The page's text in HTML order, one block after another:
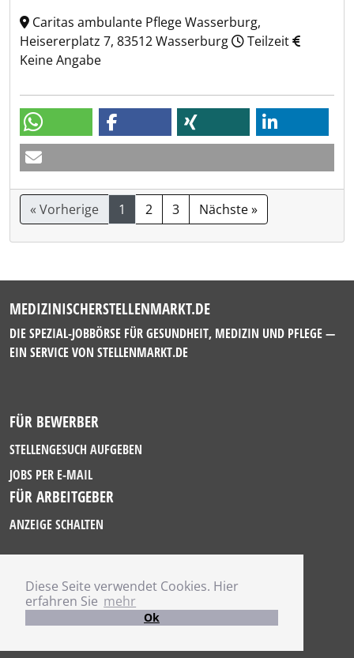
Diese Seite verwendet Cookies. Hier
erfahren Sie mehr
Ok
Caritas ambulante Pflege Wasserburg,
Heisererplatz 7, 83512 Wasserburg
Teilzeit
Keine Angabe
« Vorherige 1 2 3 Nächste »
MEDIZINISCHERSTELLENMARKT.DE
DIE SPEZIAL-JOBBÖRSE FÜR GESUNDHEIT, MEDIZIN UND PFLEGE —
EIN SERVICE VON STELLENMARKT.DE
FÜR BEWERBER
STELLENGESUCH AUFGEBEN
JOBS PER E-MAIL
FÜR ARBEITGEBER
ANZEIGE SCHALTEN
IMPRESSUM
DATENSCHUTZ